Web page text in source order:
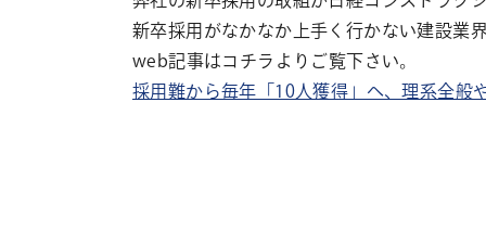
新卒採用がなかなか上手く行かない建設業
web記事はコチラよりご覧下さい。
採用難から毎年「10人獲得」へ、理系全般